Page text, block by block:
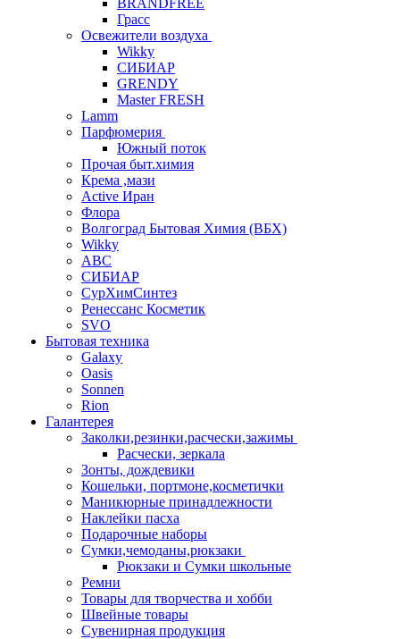
BRANDFREE
Грасс
Освежители воздуха
Wikky
СИБИАР
GRENDY
Master FRESH
Lamm
Парфюмерия
Южный поток
Прочая быт.химия
Крема ,мази
Аctive Иран
Флора
Волгоград Бытовая Химия (ВБХ)
Wikky
АВС
СИБИАР
СурХимСинтез
Ренессанс Косметик
SVO
Бытовая техника
Galaxy
Oasis
Sonnen
Rion
Галантерея
Заколки,резинки,расчески,зажимы
Расчески, зеркала
Зонты, дождевики
Кошельки, портмоне,косметички
Маникюрные принадлежности
Наклейки пасха
Подарочные наборы
Сумки,чемоданы,рюкзаки
Рюкзаки и Сумки школьные
Ремни
Товары для творчества и хобби
Швейные товары
Сувенирная продукция